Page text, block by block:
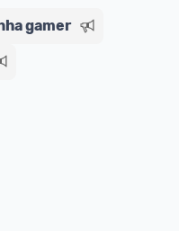
com o Promobit.
gamer